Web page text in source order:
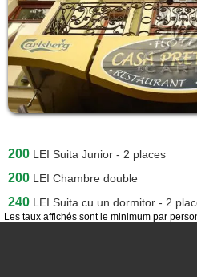
Les taux affichés sont le minimum par
200 LEI Suita Junior - 2 places
200 LEI Chambre double
240 LEI Suita cu un dormitor - 2